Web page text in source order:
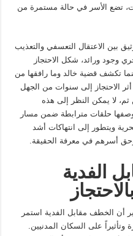
تضع الأسر في حالة مستمرة من
بين الاعتقال التعسفي والتعذيب
وجود ورائد، شكل الاحتجاز
تكشف قضية خالد وما رافقها من
الاحتجاز إلى سنوات من الجهل
ثم، لا يمكن النظر إلى هذه
بوصفها حلقات مترابطة ضمن مسار
ويتطور إلى انتهاكات أشد
أسرهم في معرفة الحقيقة.
الفدية
أن الخطف مقابل الفدية استمر
وتأثيراً على السكان المدنيين.